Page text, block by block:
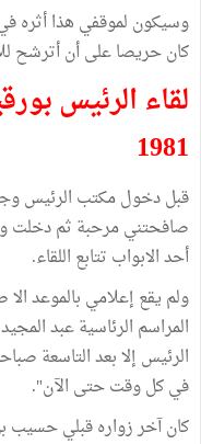
وسيكون لموقفي هذا أثره
كان حريصا على أن أترشح
1981
قبل دخول مكتب الرئيس
صافحتني مرحبة ثم دخلت
أحد الابواب تتابع اللقاء.
ولم يقع إعلامي بالموعد
المراسم الرئاسية عبد
الرئيس إلا بعد التاسعة
في كل وقت حتى الآن".
كان آخر زواره قبلي حسيب